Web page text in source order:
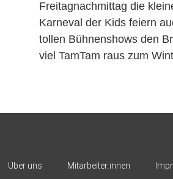
Freitagnachmittag die
Karneval der Kids feiern
tollen Bühnenshows den
viel TamTam raus zum
Über uns Mitarbeiter:innen